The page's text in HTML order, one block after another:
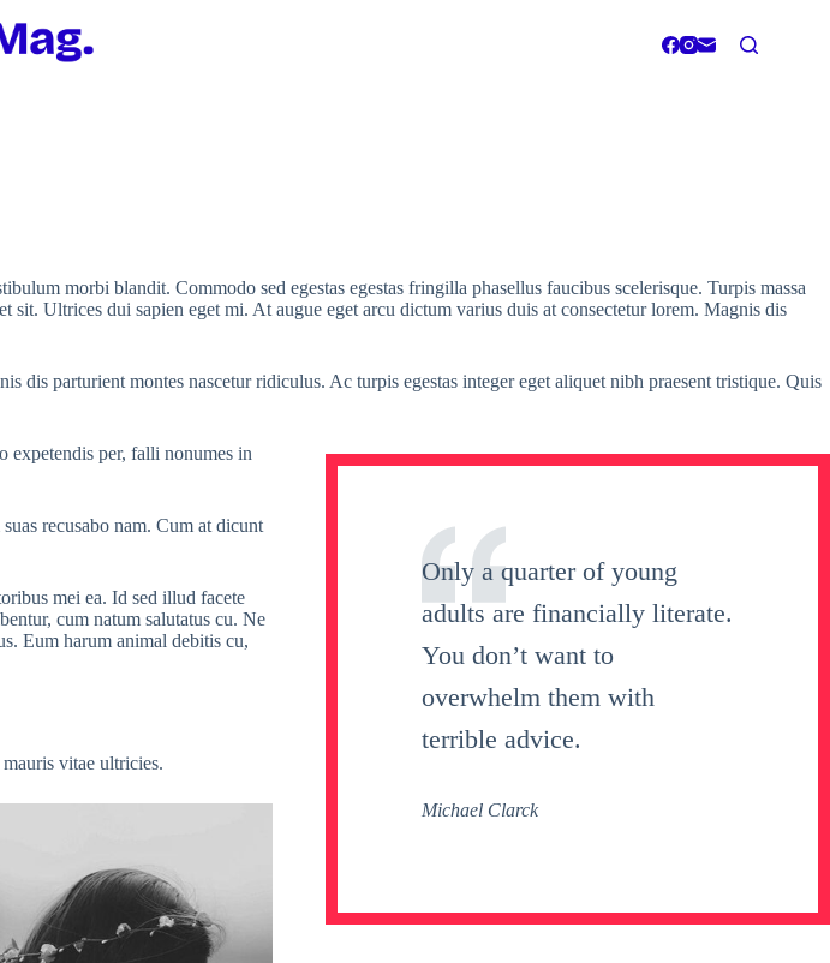
morbi blandit. Commodo sed egestas egestas fringilla phasellus faucibus scelerisque. Turpis massa
Ultrices dui sapien eget mi. At augue eget arcu dictum varius duis at consectetur lorem. Magnis dis
dis parturient montes nascetur ridiculus. Ac turpis egestas integer eget aliquet nibh praesent tristique. Quis
Only a quarter of young
adults are financially literate.
You don’t want to
overwhelm them with
terrible advice.
Michael Clarck
expetendis per, falli nonumes in
recusabo nam. Cum at dicunt
mei ea. Id sed illud facete
cum natum salutatus cu. Ne
Eum harum animal debitis cu,
vitae ultricies.